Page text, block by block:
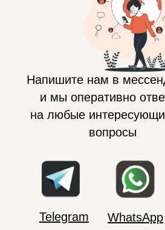
Напишите нам в
и мы оперативно
на любые
вопросы
Telegram WhatsApp